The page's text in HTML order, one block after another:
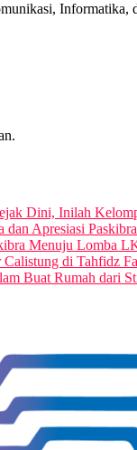
Informatika,
Dini, Inilah
dan Apresiasi
Menuju Lomba
di Tahfidz
Buat Rumah dari